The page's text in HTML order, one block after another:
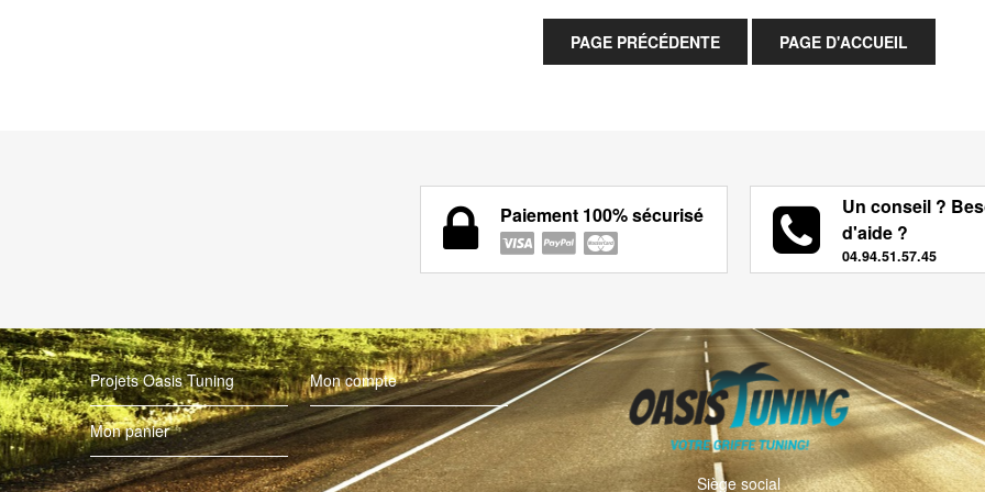
Paiement 100% sécurisé
Un conseil ?
d'aide ?
04.94.51.57.45
Projets Oasis Tuning Mon compte
Mon panier
Siège social